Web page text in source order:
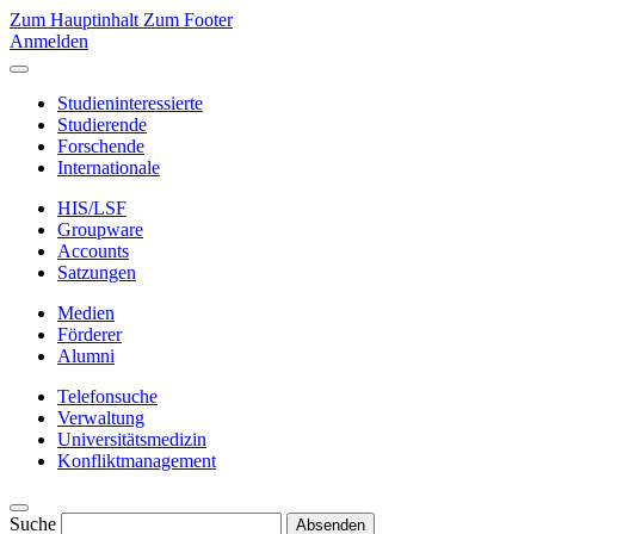
Zum Hauptinhalt Zum Footer
Anmelden
Studieninteressierte
Studierende
Forschende
Internationale
HIS/LSF
Groupware
Accounts
Satzungen
Medien
Förderer
Alumni
Telefonsuche
Verwaltung
Universitätsmedizin
Konfliktmanagement
Suche Absenden